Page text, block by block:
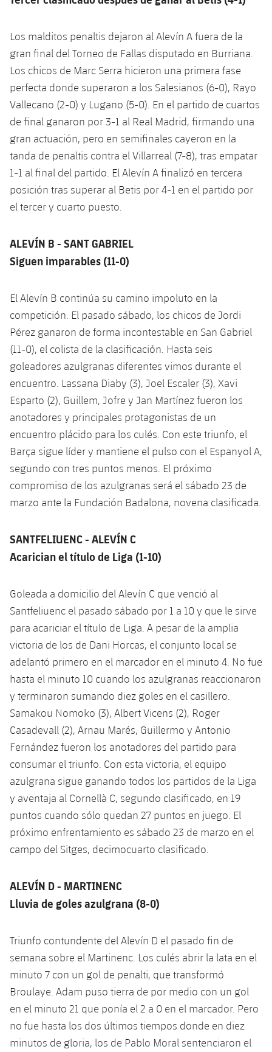
Los malditos penaltis dejaron al Alevín A fuera de la
gran final del Torneo de Fallas disputado en Burriana.
Los chicos de Marc Serra hicieron una primera fase
perfecta donde superaron a los Salesianos (6-0), Rayo
Vallecano (2-0) y Lugano (5-0). En el partido de cuartos
de final ganaron por 3-1 al Real Madrid, firmando una
gran actuación, pero en semifinales cayeron en la
tanda de penaltis contra el Villarreal (7-8), tras empatar
1-1 al final del partido. El Alevín A finalizó en tercera
posición tras superar al Betis por 4-1 en el partido por
el tercer y cuarto puesto.
ALEVÍN B - SANT GABRIEL
Siguen imparables (11-0)
El Alevín B continúa su camino impoluto en la
competición. El pasado sábado, los chicos de Jordi
Pérez ganaron de forma incontestable en San Gabriel
(11-0), el colista de la clasificación. Hasta seis
goleadores azulgranas diferentes vimos durante el
encuentro. Lassana Diaby (3), Joel Escaler (3), Xavi
Esparto (2), Guillem, Jofre y Jan Martínez fueron los
anotadores y principales protagonistas de un
encuentro plácido para los culés. Con este triunfo, el
Barça sigue líder y mantiene el pulso con el Espanyol A,
segundo con tres puntos menos. El próximo
compromiso de los azulgranas será el sábado 23 de
marzo ante la Fundación Badalona, ​​novena clasificada.
SANTFELIUENC - ALEVÍN C
Acarician el título de Liga (1-10)
Goleada a domicilio del Alevín C que venció al
Santfeliuenc el pasado sábado por 1 a 10 y que le sirve
para acariciar el título de Liga. A pesar de la amplia
victoria de los de Dani Horcas, el conjunto local se
adelantó primero en el marcador en el minuto 4. No fue
hasta el minuto 10 cuando los azulgranas reaccionaron
y terminaron sumando diez goles en el casillero.
Samakou Nomoko (3), Albert Vicens (2), Roger
Casadevall (2), Arnau Marés, Guillermo y Antonio
Fernández fueron los anotadores del partido para
consumar el triunfo. Con esta victoria, el equipo
azulgrana sigue ganando todos los partidos de la Liga
y aventaja al Cornellà C, segundo clasificado, en 19
puntos cuando sólo quedan 27 puntos en juego. El
próximo enfrentamiento es sábado 23 de marzo en el
campo del Sitges, decimocuarto clasificado.
ALEVÍN D - MARTINENC
Lluvia de goles azulgrana (8-0)
Triunfo contundente del Alevín D el pasado fin de
semana sobre el Martinenc. Los culés abrir la lata en el
minuto 7 con un gol de penalti, que transformó
Broulaye. Adam puso tierra de por medio con un gol
en el minuto 21 que ponía el 2 a 0 en el marcador. Pero
no fue hasta los dos últimos tiempos donde en diez
minutos de gloria, los de Pablo Moral sentenciaron el